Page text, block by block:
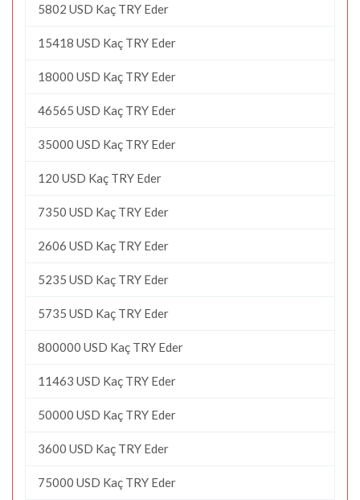
5802 USD Kaç TRY Eder
15418 USD Kaç TRY Eder
18000 USD Kaç TRY Eder
46565 USD Kaç TRY Eder
35000 USD Kaç TRY Eder
120 USD Kaç TRY Eder
7350 USD Kaç TRY Eder
2606 USD Kaç TRY Eder
5235 USD Kaç TRY Eder
5735 USD Kaç TRY Eder
800000 USD Kaç TRY Eder
11463 USD Kaç TRY Eder
50000 USD Kaç TRY Eder
3600 USD Kaç TRY Eder
75000 USD Kaç TRY Eder